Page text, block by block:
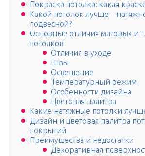
Покраска потолка: какая
Какой потолок лучше –
подвесной?
Основные отличия матовых и
потолков
Отличия в уходе
Швы
Освещение
Температурный режим
Особенности дизайна
Цветовая палитра
Какие натяжные потолки
Дизайн и цветовая палитра
покрытий
Преимущества и недостатки
Декоративная